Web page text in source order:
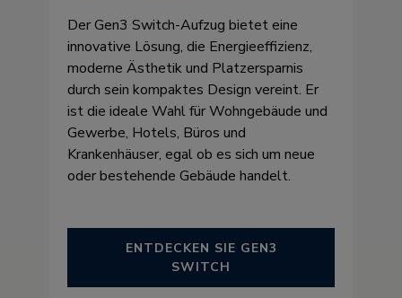
Der Gen3 Switch-Aufzug bietet eine
innovative Lösung, die Energieeffizienz,
moderne Ästhetik und Platzersparnis
durch sein kompaktes Design vereint. Er
ist die ideale Wahl für Wohngebäude und
Gewerbe, Hotels, Büros und
Krankenhäuser, egal ob es sich um neue
oder bestehende Gebäude handelt.
ENTDECKEN SIE GEN3
SWITCH